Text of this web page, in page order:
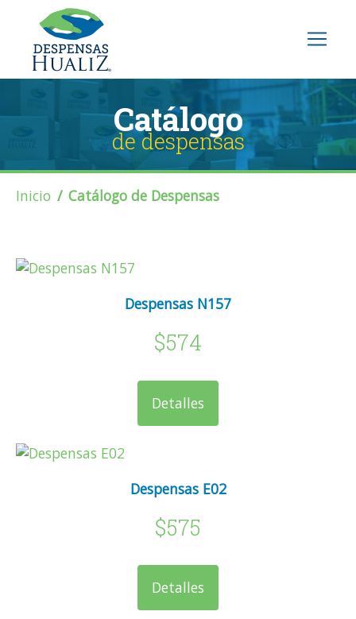
Catálogo
de despensas
Inicio Catálogo de Despensas
Despensas N157
$574
Detalles
Despensas E02
$575
Detalles